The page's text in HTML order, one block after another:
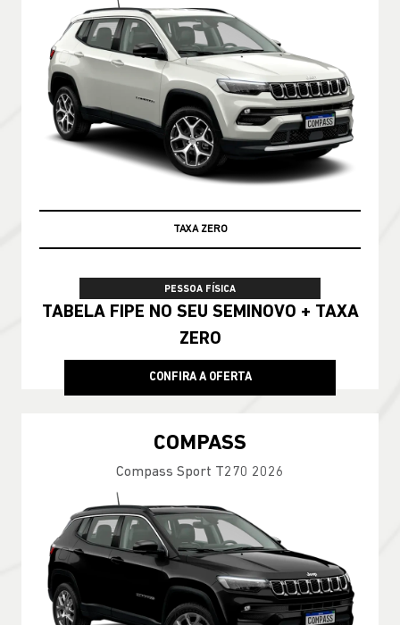
TAXA ZERO
PESSOA FÍSICA
TABELA FIPE NO SEU SEMINOVO + TAXA
ZERO
CONFIRA A OFERTA
COMPASS
Compass Sport T270 2026